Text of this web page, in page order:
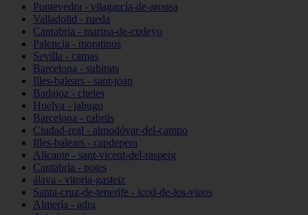
Pontevedra - vilagarcía-de-arousa
Valladolid - rueda
Cantabria - marina-de-cudeyo
Palencia - moratinos
Sevilla - camas
Barcelona - subirats
Illes-balears - sant-joan
Badajoz - cheles
Huelva - jabugo
Barcelona - cabrils
Ciudad-real - almodóvar-del-campo
Illes-balears - capdepera
Alicante - sant-vicent-del-raspeig
Cantabria - potes
álava - vitoria-gasteiz
Santa-cruz-de-tenerife - icod-de-los-vinos
Almería - adra